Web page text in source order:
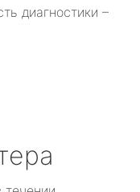
диагностики –